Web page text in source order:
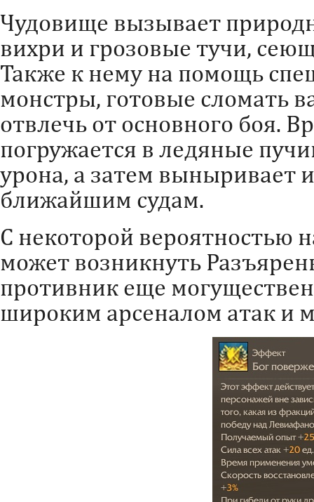
Чудовище вызывает
вихри и грозовые тучи,
Также к нему на помощь
монстры, готовые сломать
отвлечь от основного боя.
погружается в ледяные
урона, а затем выныривает
ближайшим судам.
С некоторой вероятностью
может возникнуть
противник еще
широким арсеналом атак и